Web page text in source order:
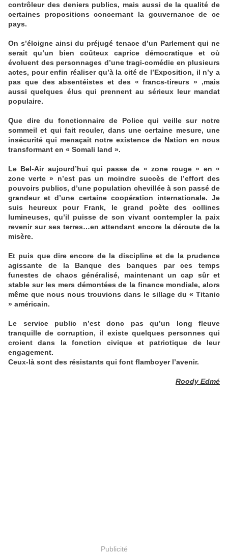
contrôleur des deniers publics, mais aussi de la qualité de
certaines propositions concernant la gouvernance de ce
pays.
On s’éloigne ainsi du préjugé tenace d’un Parlement qui ne
serait qu’un bien coûteux caprice démocratique et où
évoluent des personnages d’une tragi-comédie en plusieurs
actes, pour enfin réaliser qu’à la cité de l’Exposition, il n’y a
pas que des absentéistes et des « francs-tireurs » ,mais
aussi quelques élus qui prennent au sérieux leur mandat
populaire.
Que dire du fonctionnaire de Police qui veille sur notre
sommeil et qui fait reculer, dans une certaine mesure, une
insécurité qui menaçait notre existence de Nation en nous
transformant en « Somali land ».
Le Bel-Air aujourd’hui qui passe de « zone rouge » en «
zone verte » n’est pas un moindre succès de l’effort des
pouvoirs publics, d’une population chevillée à son passé de
grandeur et d’une certaine coopération internationale. Je
suis heureux pour Frank, le grand poète des collines
lumineuses, qu’il puisse de son vivant contempler la paix
revenir sur ses terres…en attendant encore la déroute de la
misère.
Et puis que dire encore de la discipline et de la prudence
agissante de la Banque des banques par ces temps
funestes de chaos généralisé, maintenant un cap sûr et
stable sur les mers démontées de la finance mondiale, alors
même que nous nous trouvions dans le sillage du « Titanic
» américain.
Le service public n’est donc pas qu’un long fleuve
tranquille de corruption, il existe quelques personnes qui
croient dans la fonction civique et patriotique de leur
engagement.
Ceux-là sont des résistants qui font flamboyer l’avenir.
Roody Edmé
Publicité